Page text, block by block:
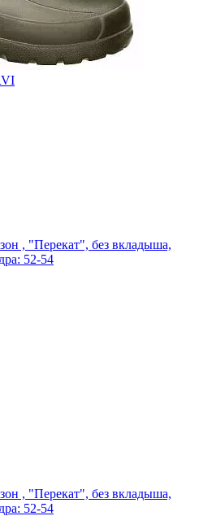
, "Перекат", без вкладыша,
52-54
, "Перекат", без вкладыша,
52-54